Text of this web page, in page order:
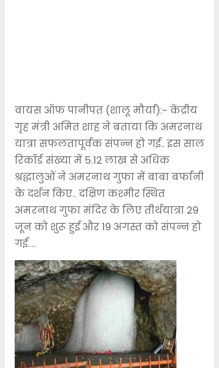
वायस ऑफ पानीपत (शालू मौर्या):- केंद्रीय
गृह मंत्री अमित शाह ने बताया कि अमरनाथ
यात्रा सफलतापूर्वक संपन्न हो गई.. इस साल
रिकॉर्ड संख्या में 5.12 लाख से अधिक
श्रद्धालुओं ने अमरनाथ गुफा में बाबा बर्फानी
के दर्शन किए.. दक्षिण कश्मीर स्थित
अमरनाथ गुफा मंदिर के लिए तीर्थयात्रा 29
जून को शुरू हुई और 19 अगस्त को संपन्न हो
गई….